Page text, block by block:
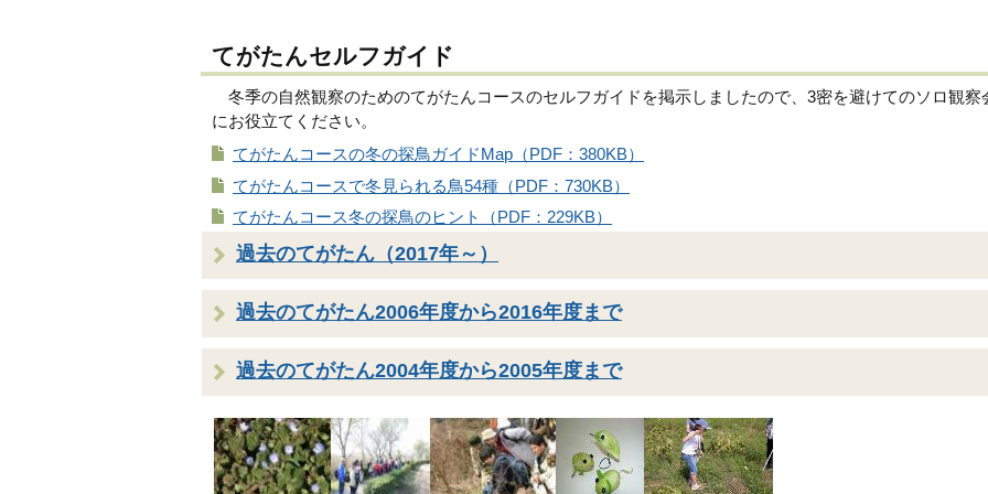
てがたんセルフガイド
冬季の自然観察のためのてがたんコースのセルフガイドを掲示しましたので、3密を避けてのソロ観察
にお役立てください。
てがたんコースの冬の探鳥ガイドMap（PDF：380KB）
てがたんコースで冬見られる鳥54種（PDF：730KB）
てがたんコース冬の探鳥のヒント（PDF：229KB）
過去のてがたん（2017年～）
過去のてがたん2006年度から2016年度まで
過去のてがたん2004年度から2005年度まで